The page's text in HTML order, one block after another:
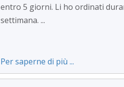
entro 5 giorni. Li ho ordinati
settimana. ...
Per saperne di più ...